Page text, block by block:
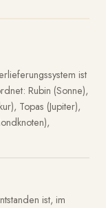
ist
Rubin (Sonne),
Topas (Jupiter),
ist, im